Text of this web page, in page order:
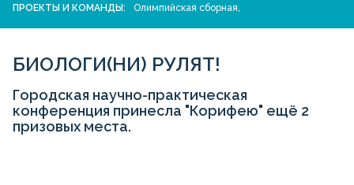
ПРОЕКТЫ И КОМАНДЫ:
Олимпийская сборная,
БИОЛОГИ(НИ) РУЛЯТ!
Городская научно-практическая
конференция принесла "Корифею" ещё 2
призовых места.